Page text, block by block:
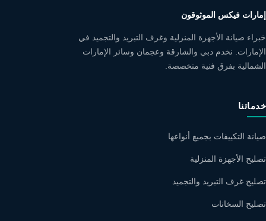
إمارات فيكس الموثوقون
خبراء صيانة الأجهزة المنزلية وغرف التبريد والتجميد في
الإمارات. نخدم دبي والشارقة وعجمان وسائر الإمارات
الشمالية بفرق فنية متخصصة.
خدماتنا
صيانة التكييفات بجميع أنواعها
تصليح الأجهزة المنزلية
تصليح غرف التبريد والتجميد
تصليح السخانات